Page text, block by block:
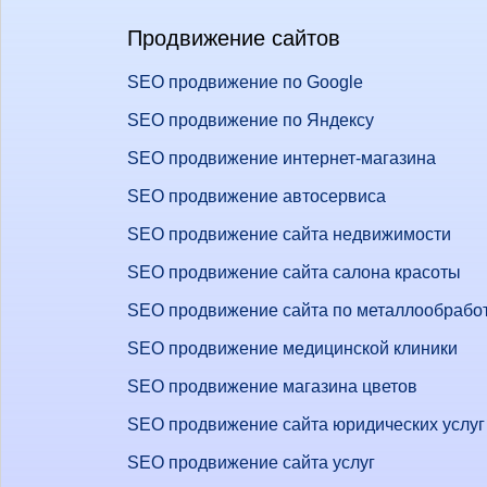
Продвижение сайтов
SEO продвижение по Google
SEO продвижение по Яндексу
SEO продвижение интернет-магазина
SEO продвижение автосервиса
SEO продвижение сайта недвижимости
SEO продвижение сайта салона красоты
SEO продвижение сайта по
SEO продвижение медицинской клиники
SEO продвижение магазина цветов
SEO продвижение сайта юридических услуг
SEO продвижение сайта услуг